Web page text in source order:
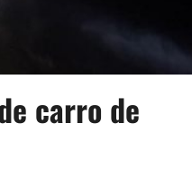
carro de